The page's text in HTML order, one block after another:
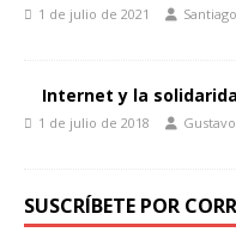
1 de julio de 2021
Internet y la
1 de julio de 2018
SUSCRÍBETE POR